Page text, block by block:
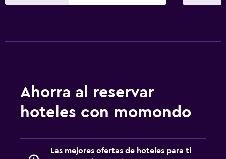
Ahorra al reservar
hoteles con momondo
Las mejores ofertas de hoteles para ti